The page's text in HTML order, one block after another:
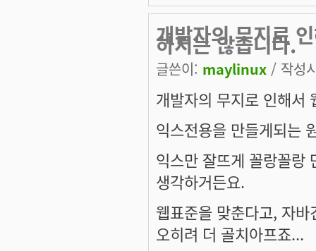
개발자의 무지로
하지는 않습니다.
글쓴이: maylinux / 작성
개발자의 무지로 인해서
익스전용을 만들게되는
익스만 잘뜨게 꼴랑꼴랑
생각하거든요.
웹표준을 맞춘다고, 자
오히려 더 골치아프죠...